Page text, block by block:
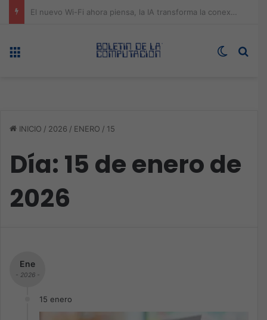
ASUS redefine la productividad y el gaming con la experiencia Duo
Switch
INICIO / 2026 / ENERO / 15
Día: 15 de enero de
2026
Ene
- 2026 -
15 enero